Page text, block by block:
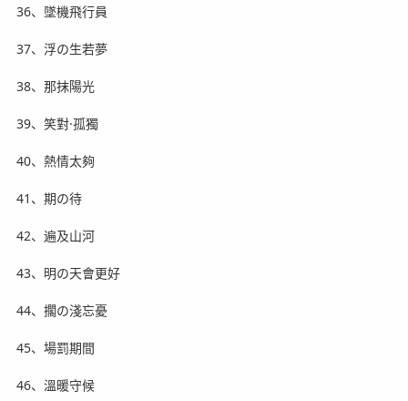
36、墜機飛行員
37、浮の生若夢
38、那抹陽光
39、笑對·孤獨
40、熱情太夠
41、期の待
42、遍及山河
43、明の天會更好
44、擱の淺忘憂
45、場罰期間
46、溫暖守候